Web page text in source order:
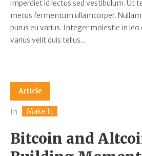
imperdiet id lectus sed vestibulum. Ut
metus fermentum ullamcorper. Nullam
purus eu varius. Integer molestie in
varius velit quis tellus...
Article
In Make It
Bitcoin and